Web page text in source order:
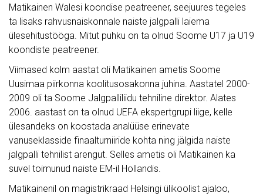
Matikainen Walesi koondise peatreener, seejuures tegeles
ta lisaks rahvusnaiskonnale naiste jalgpalli laiema
ülesehitustööga. Mitut puhku on ta olnud Soome U17 ja U19
koondiste peatreener.
Viimased kolm aastat oli Matikainen ametis Soome
Uusimaa piirkonna koolitusosakonna juhina. Aastatel 2000-
2009 oli ta Soome Jalgpalliliidu tehniline direktor. Alates
2006. aastast on ta olnud UEFA ekspertgrupi liige, kelle
ülesandeks on koostada analüüse erinevate
vanuseklasside finaalturniiride kohta ning jälgida naiste
jalgpalli tehnilist arengut. Selles ametis oli Matikainen ka
suvel toimunud naiste EM-il Hollandis.
Matikainenil on magistrikraad Helsingi ülikoolist ajaloo,